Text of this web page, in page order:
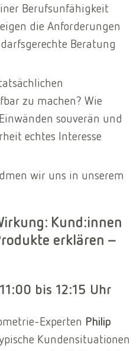
Berufsunfähigkeit
die Anforderungen
Beratung
zu machen? Wie
souverän und
echtes Interesse
wir uns in unserem
Kund:innen
erklären –
bis 12:15 Uhr
Experten Philip
Kundensituationen